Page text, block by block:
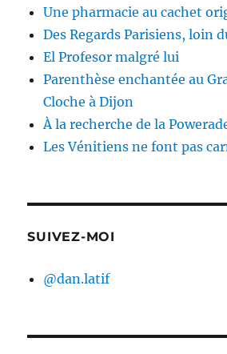
Une pharmacie au cachet
Des Regards Parisiens, loin
El Profesor malgré lui
Parenthèse enchantée au
Cloche à Dijon
À la recherche de la
Les Vénitiens ne font pas
SUIVEZ-MOI
@dan.latif